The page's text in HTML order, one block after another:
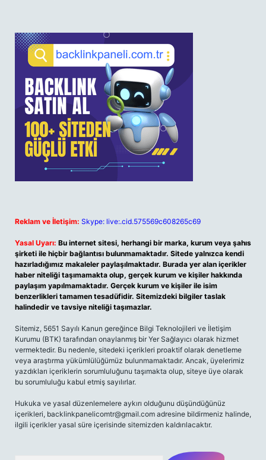
Reklam ve İletişim: Skype: live:.cid.575569c608265c69
Yasal Uyarı: Bu internet sitesi, herhangi bir marka, kurum veya şahıs
şirketi ile hiçbir bağlantısı bulunmamaktadır. Sitede yalnızca kendi
hazırladığımız makaleler paylaşılmaktadır. Burada yer alan içerikler
haber niteliği taşımamakta olup, gerçek kurum ve kişiler hakkında
paylaşım yapılmamaktadır. Gerçek kurum ve kişiler ile isim
benzerlikleri tamamen tesadüfidir. Sitemizdeki bilgiler taslak
halindedir ve tavsiye niteliği taşımazlar.
Sitemiz, 5651 Sayılı Kanun gereğince Bilgi Teknolojileri ve İletişim
Kurumu (BTK) tarafından onaylanmış bir Yer Sağlayıcı olarak hizmet
vermektedir. Bu nedenle, sitedeki içerikleri proaktif olarak denetleme
veya araştırma yükümlülüğümüz bulunmamaktadır. Ancak, üyelerimiz
yazdıkları içeriklerin sorumluluğunu taşımakta olup, siteye üye olarak
bu sorumluluğu kabul etmiş sayılırlar.
Hukuka ve yasal düzenlemelere aykırı olduğunu düşündüğünüz
içerikleri, backlinkpanelicomtr@gmail.com adresine bildirmeniz halinde,
ilgili içerikler yasal süre içerisinde sitemizden kaldırılacaktır.